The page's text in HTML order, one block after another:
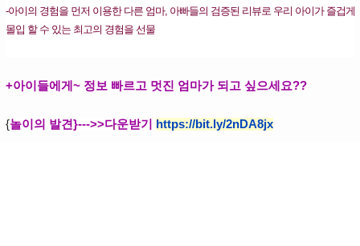
-아이의 경험을 먼저 이용한 다른 엄마, 아빠들의 검증된 리뷰로 우리 아이가 즐겁게
몰입 할 수 있는 최고의 경험을 선물
+아이들에게~ 정보 빠르고 멋진 엄마가 되고 싶으세요??
{놀이의 발견}--->>다운받기 https://bit.ly/2nDA8jx